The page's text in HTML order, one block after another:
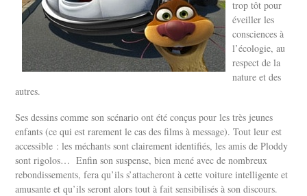
trop tôt pour
éveiller les
consciences à
l’écologie, au
respect de la
nature et des
autres.
Ses dessins comme son scénario ont été conçus pour les très jeunes
enfants (ce qui est rarement le cas des films à message). Tout leur est
accessible : les méchants sont clairement identifiés, les amis de Ploddy
sont rigolos… Enfin son suspense, bien mené avec de nombreux
rebondissements, fera qu’ils s’attacheront à cette voiture intelligente et
amusante et qu’ils seront alors tout à fait sensibilisés à son discours.